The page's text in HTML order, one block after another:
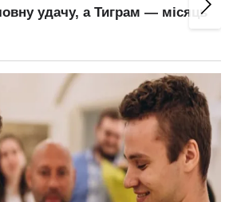
удачу, а Тиграм — місяць